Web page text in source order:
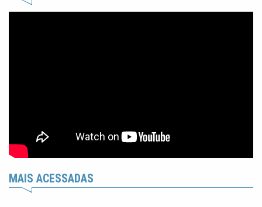
MAIS ACESSADAS